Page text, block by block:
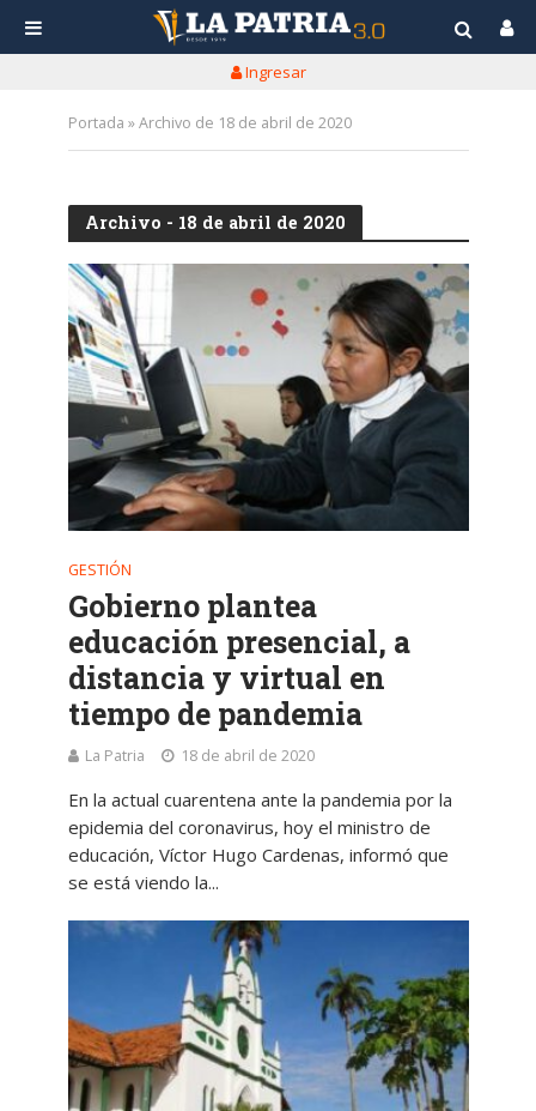
Ingresar
Portada »Archivo de 18 de abril de 2020
Archivo - 18 de abril de 2020
GESTIÓN
Gobierno plantea
educación presencial, a
distancia y virtual en
tiempo de pandemia
La Patria 18 de abril de 2020
En la actual cuarentena ante la pandemia por la
epidemia del coronavirus, hoy el ministro de
educación, Víctor Hugo Cardenas, informó que
se está viendo la...